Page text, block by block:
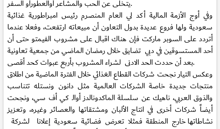
يتخلى عن الحب والمشاعر أوالعطورأو السفر.
وفي أوج الأزمة المالية أكد لي العام المنصرم رئيس امبراطورية غذائية
سعودية ولها فروع عديدة بدول التعاون أن مبيعاته ارتفعت، وفعلا عندما
أتردد على السوبر ماركت فإن هناك اقبال على مشروب الفيمتو حتى أن
أحد المستسوقين في دبي تضايق خلال رمضان الماضي من جمعية تعاونية
بعد أن حددت الحد الادنى لشراء المشروب بأربع عبوات كحد أقصى.
وعكس التيار نجحت شركات القطاع الغذائي خلال الفترة الماضية من اطلاق
منتجات جديدة خاصة الشركات العالمية مثل دانون ونستله تتناسب
والذوق العربي، ناهيك عن سلسلة الماكدونالدز أوالـ كي أف سي، ونجحت
أيضاً شركات أخرى في انتاج الألبان ومشتقاتها والعصائر وغيره، وتعزيز
نشاطاتها خارج المنطقة فمثلا تعرض فضائية سعودية إعلانا لشركة